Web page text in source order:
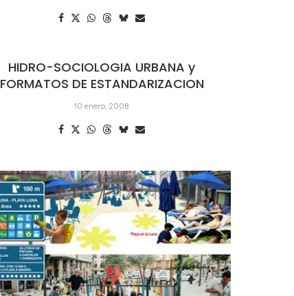
HIDRO-SOCIOLOGIA URBANA y
FORMATOS DE ESTANDARIZACION
10 enero, 2008